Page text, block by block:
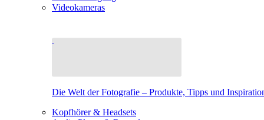
Videokameras
Die Welt der Fotografie – Produkte, Tipps und
Kopfhörer & Headsets